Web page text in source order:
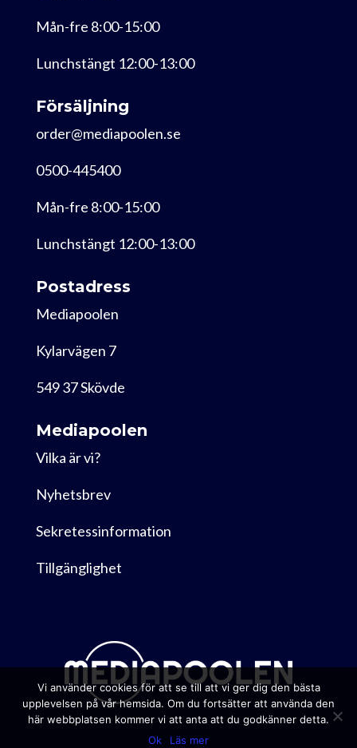
Mån-fre 8:00-15:00
Lunchstängt 12:00-13:00
Försäljning
order@mediapoolen.se
0500-445400
Mån-fre 8:00-15:00
Lunchstängt 12:00-13:00
Postadress
Mediapoolen
Kylarvägen 7
549 37 Skövde
Mediapoolen
Vilka är vi?
Nyhetsbrev
Sekretessinformation
Tillgänglighet
Vi använder cookies för att se till att vi ger dig den bästa
upplevelsen på vår hemsida. Om du fortsätter att använda den
här webbplatsen kommer vi att anta att du godkänner detta.
Ok
Läs mer